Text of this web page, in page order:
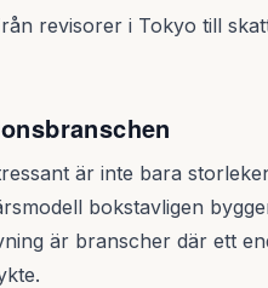
revisorer i Tokyo till
är inte bara
bokstavligen
är branscher där ett